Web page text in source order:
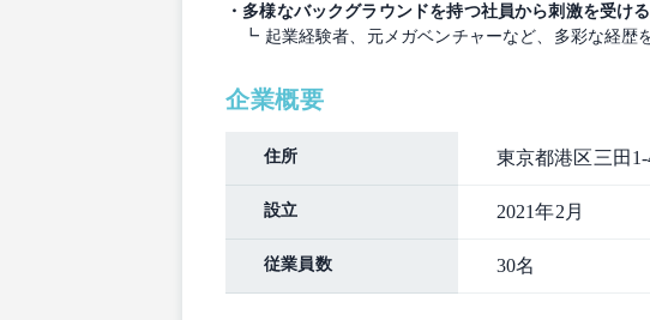
・多様なバックグラウンドを持つ社員から刺激を受ける
┗ 起業経験者、元メガベンチャーなど、多彩な経歴
企業概要
住所 東京都港区三田
設立 2021年2月
従業員数 30名